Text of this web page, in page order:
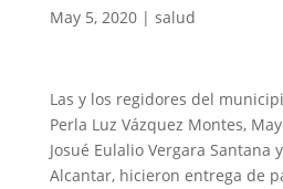
May 5, 2020| salud
Las y los regidores del
Perla Luz Vázquez Montes,
Josué Eulalio Vergara Santana
Alcantar, hicieron entrega de